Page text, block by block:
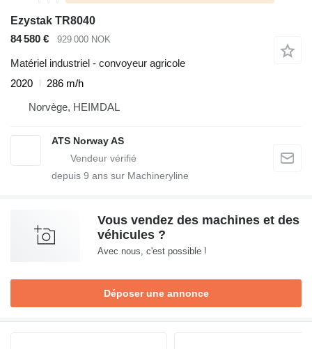
Ezystak TR8040
84 580 €
929 000 NOK
Matériel industriel - convoyeur agricole
2020
286 m/h
Norvège, HEIMDAL
ATS Norway AS
depuis 9 ans sur Machineryline
Vous vendez des machines et des
véhicules ?
Avec nous, c'est possible !
Déposer une annonce